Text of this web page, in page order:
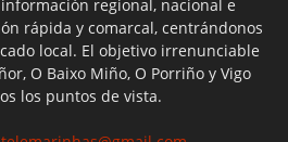
regional, nacional e
rápida y comarcal, centrándonos
local. El objetivo irrenunciable
O Baixo Miño, O Porriño y Vigo
los puntos de vista.